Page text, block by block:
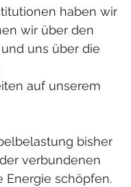
haben wir
wir über den
uns über die
auf unserem
bisher
verbundenen
Energie schöpfen.